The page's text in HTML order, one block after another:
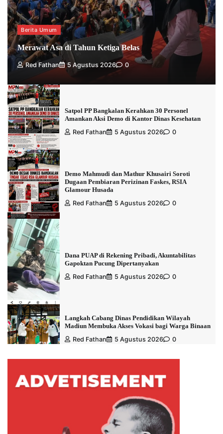
Berita Umum
Merawat Asa di Tahun Ketiga Belas
Red Fathan 5 Agustus 2026 0
Satpol PP Bangkalan Kerahkan 30 Personel
Amankan Aksi Demo di Kantor Dinas Kesehatan
Red Fathan
5 Agustus 2026 0
Demo Mahmudi dan Mathur Khusairi Soroti
Dugaan Pembiaran Perizinan Faskes, RSIA
Glamour Husada
Red Fathan
5 Agustus 2026 0
Dana PUAP di Rekening Pribadi, Akuntabilitas
Gapoktan Pucung Dipertanyakan
Red Fathan
5 Agustus 2026 0
Langkah Cabang Dinas Pendidikan Wilayah
Madiun Membuka Akses Vokasi bagi Warga Binaan
Red Fathan
5 Agustus 2026 0